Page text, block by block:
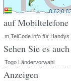
auf Mobiltelefone
m.TelCode.info für Handys
Sehen Sie es auch
Togo Ländervorwahl
Anzeigen